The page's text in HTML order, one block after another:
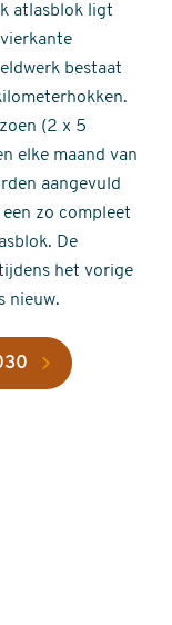
atlasblok ligt
bestaat
(2 x 5
elke maand van
aangevuld
zo compleet
De
het vorige
nieuw.